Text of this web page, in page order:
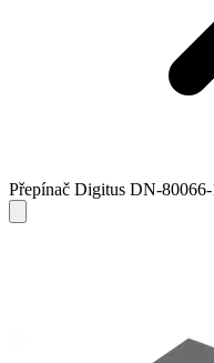
Přepínač Digitus DN-